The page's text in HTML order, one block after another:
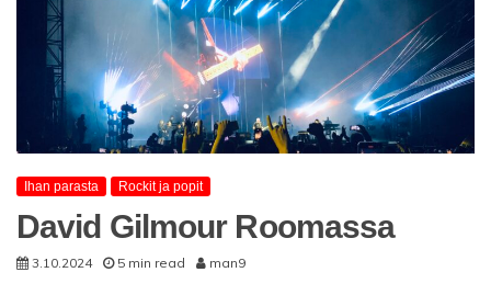
Ihan parasta Rockit ja popit
David Gilmour Roomassa
3.10.2024 5 min read man9